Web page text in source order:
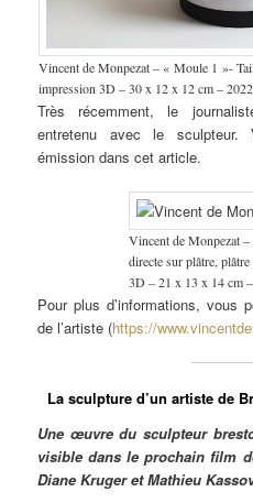
Vincent de Monpezat – « Moule 1 »-
impression 3D – 30 x 12 x 12 cm –
Très récemment, le
entretenu avec le sculpteur.
émission dans cet article.
Vincent de Monpezat
directe sur plâtre,
3D – 21 x 13 x 14 cm
Pour plus d’informations, vous
de l’artiste (https://
La sculpture d’un artiste de
Une œuvre du sculpteur
visible dans le prochain film
Diane Kruger et Mathieu